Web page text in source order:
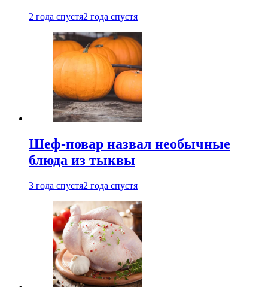
2 года спустя2 года спустя
Шеф-повар назвал необычные
блюда из тыквы
3 года спустя2 года спустя